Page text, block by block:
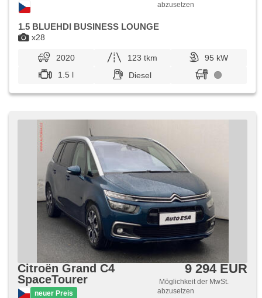
x28
abzusetzen
1.5 BLUEHDI BUSINESS LOUNGE
2020 123 tkm
95 kW
1.5 l
Diesel
Citroën Grand C4
SpaceTourer
neuer Preis
9 294 EUR
Möglichkeit der MwSt.
abzusetzen